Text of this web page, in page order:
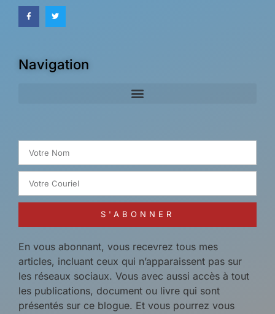
Navigation
S'ABONNER
En vous abonnant, vous recevrez tous mes
articles, incluant ceux qui n’apparaissent pas sur
les réseaux sociaux. Vous avec aussi accès à tout
les publications, document ou livre qui sont
présentés sur ce blogue. Et vous pourrez vous